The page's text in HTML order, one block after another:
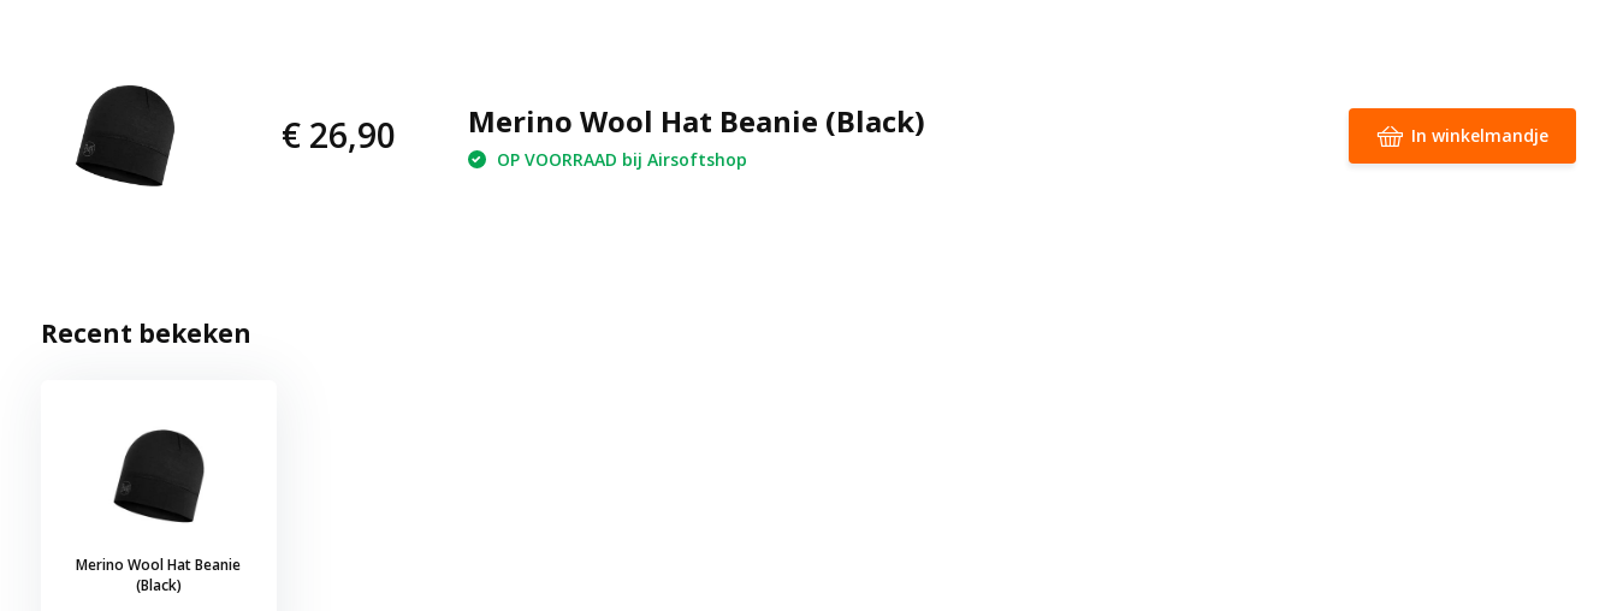
€ 26,90 Merino Wool Hat Beanie (Black)
OP VOORRAAD bij Airsoftshop
In winkelmandje
Recent bekeken
Merino Wool Hat Beanie
(Black)